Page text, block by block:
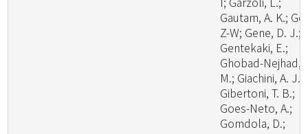
Gautam, A. K.; Ge,
Z-W; Gene, D. J.;
Gentekaki, E.;
Ghobad-Nejhad,
M.; Giachini, A. J.;
Gibertoni, T. B.;
Goes-Neto, A.;
Gomdola, D.;